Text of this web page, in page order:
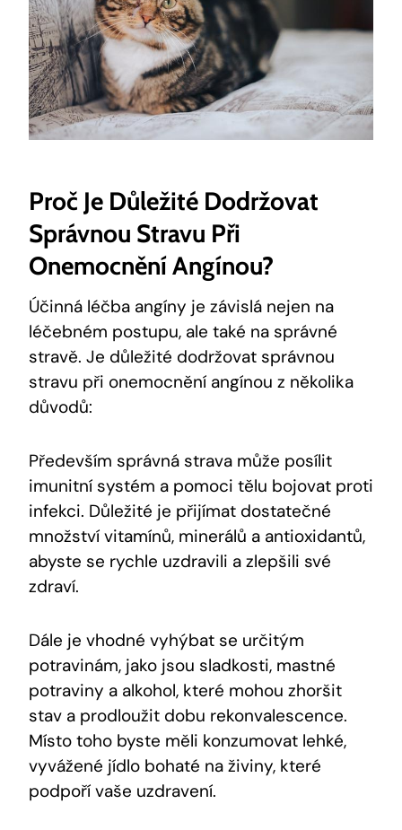
Proč Je Důležité Dodržovat
Správnou Stravu Při
Onemocnění Angínou?
Účinná léčba angíny je závislá nejen na
léčebném postupu, ale také na správné
stravě. Je důležité dodržovat správnou
stravu při onemocnění angínou z několika
důvodů:
Především správná strava může posílit
imunitní systém a pomoci tělu bojovat proti
infekci. Důležité je přijímat dostatečné
množství vitamínů, minerálů a antioxidantů,
abyste se rychle uzdravili a zlepšili své
zdraví.
Dále je vhodné vyhýbat se určitým
potravinám, jako jsou sladkosti, mastné
potraviny a alkohol, které mohou zhoršit
stav a prodloužit dobu rekonvalescence.
Místo toho byste měli konzumovat lehké,
vyvážené jídlo bohaté na živiny, které
podpoří vaše uzdravení.